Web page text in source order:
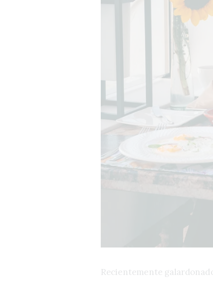
Recientemente